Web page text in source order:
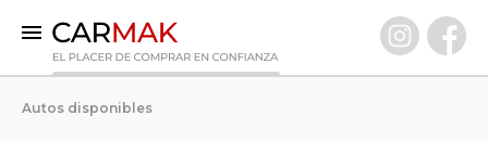
Autos disponibles